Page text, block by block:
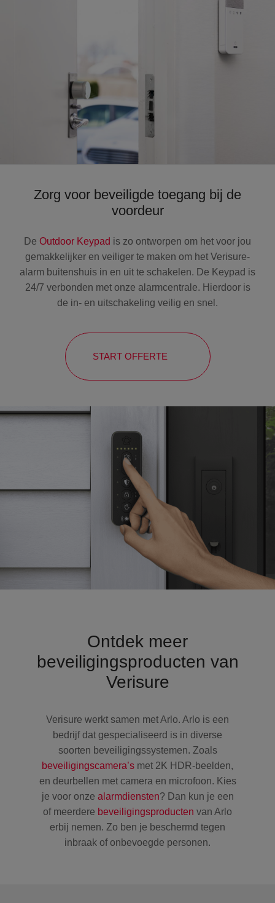
Zorg voor beveiligde toegang bij de
voordeur
De Outdoor Keypad is zo ontworpen om het voor jou
gemakkelijker en veiliger te maken om het Verisure-
alarm buitenshuis in en uit te schakelen. De Keypad is
24/7 verbonden met onze alarmcentrale. Hierdoor is
de in- en uitschakeling veilig en snel.
START OFFERTE
Ontdek meer
beveiligingsproducten van
Verisure
Verisure werkt samen met Arlo. Arlo is een
bedrijf dat gespecialiseerd is in diverse
soorten beveiligingssystemen. Zoals
beveiligingscamera’s met 2K HDR-beelden,
en deurbellen met camera en microfoon. Kies
je voor onze alarmdiensten? Dan kun je een
of meerdere beveiligingsproducten van Arlo
erbij nemen. Zo ben je beschermd tegen
inbraak of onbevoegde personen.